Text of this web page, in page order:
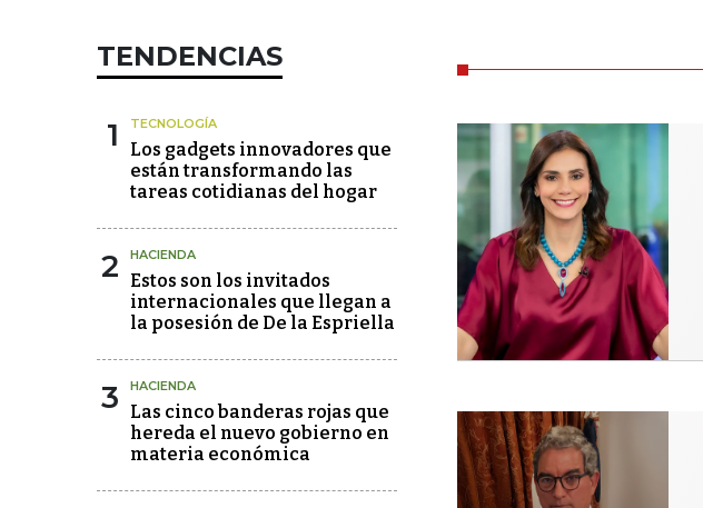
TENDENCIAS
1 TECNOLOGÍA
Los gadgets innovadores que
están transformando las
tareas cotidianas del hogar
2 HACIENDA
Estos son los invitados
internacionales que llegan a
la posesión de De la Espriella
3 HACIENDA
Las cinco banderas rojas que
hereda el nuevo gobierno en
materia económica